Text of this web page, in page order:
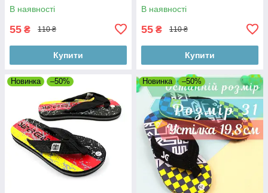
В наявності
55 ₴ 110 ₴
Купити
В наявності
55 ₴ 110 ₴
Купити
Новинка –50% Новинка –50%